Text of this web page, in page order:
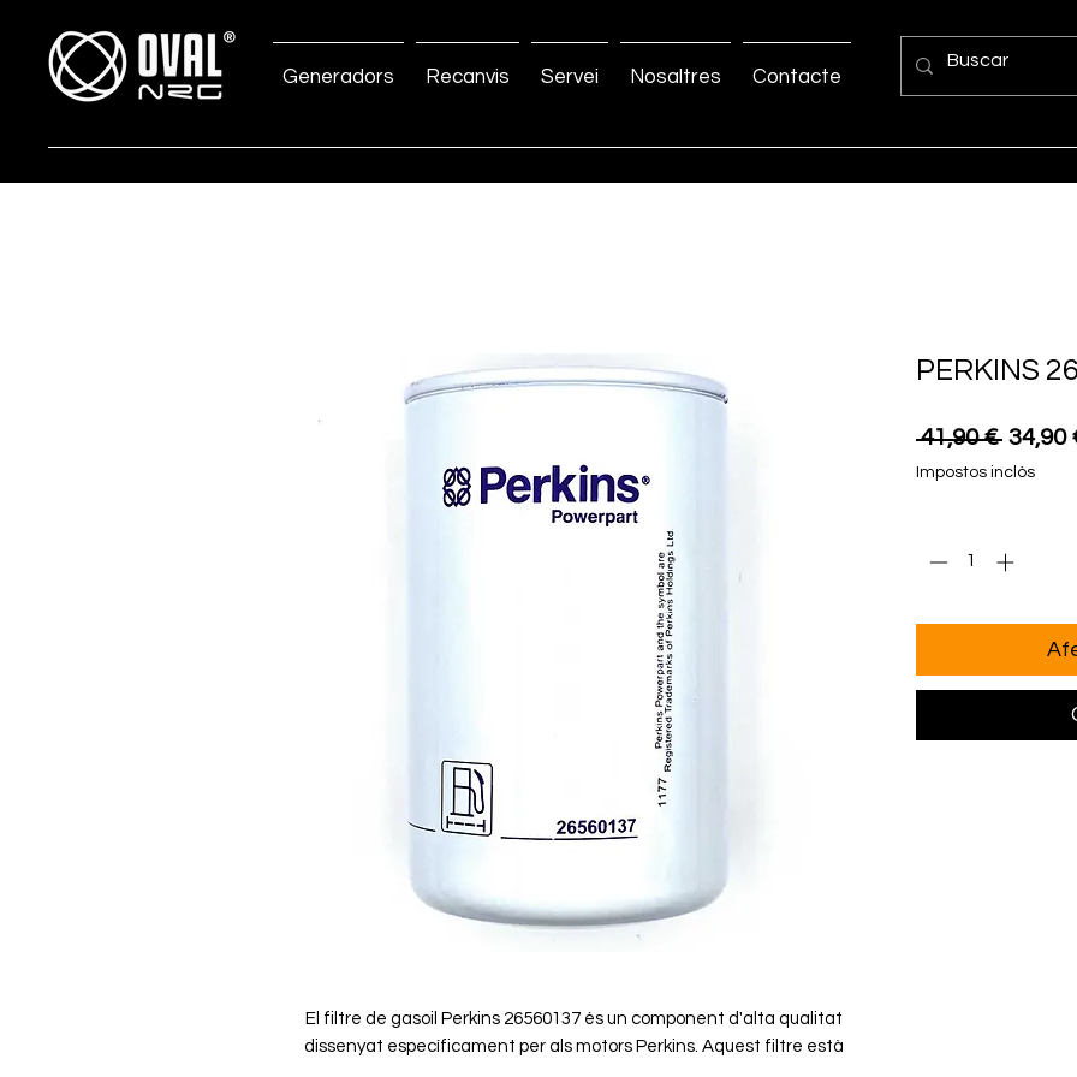
Generadors Recanvis Servei Nosaltres Contacte
El filtre de gasoil Perkins 26560137 és un component d'alta qualitat
dissenyat específicament per als motors Perkins. Aquest filtre està
PERKINS
41,90 € Preu
normal
34,90
Impostos inclòs